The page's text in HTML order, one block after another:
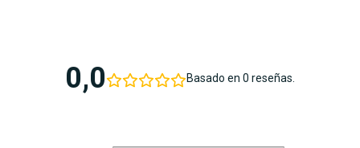
0,0 Basado en 0 reseñas.